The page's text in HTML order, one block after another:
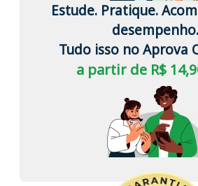
Estude. Pratique.
desempenho.
Tudo isso no Aprova
a partir de R$